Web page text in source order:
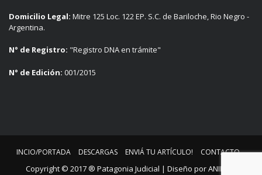
Domicilio Legal: Mitre 125 Loc. 122 EP. S.C. de Bariloche, Rio Negro -
Argentina.
N° de Registro: "Registro DNA en trámite"
N° de Edición: 001/2015
INCIO/PORTADA DESCARGAS ENVIÁ TU ARTÍCULO! CONTACTO
Copyright © 2017 ® Patagonia Judicial | Diseño porANIMUS